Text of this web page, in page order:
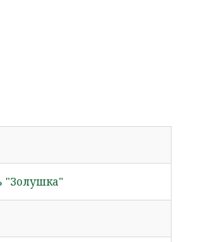
"Золушка"